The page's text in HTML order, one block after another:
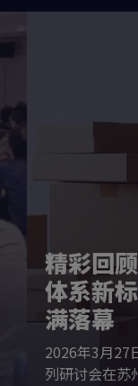
精彩回
体系新
满落幕
2026年3月27
列研讨会在苏